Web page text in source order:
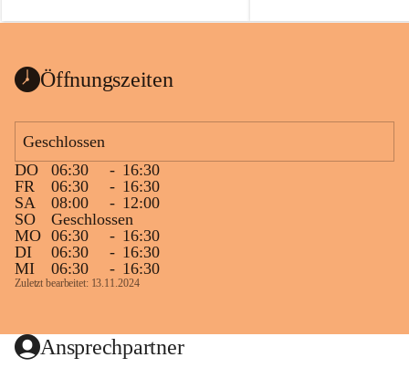
Öffnungszeiten
Geschlossen
DO
06:30 - 16:30
FR
06:30 - 16:30
SA
08:00 - 12:00
SO
Geschlossen
MO 06:30 - 16:30
DI
06:30 - 16:30
MI
06:30 - 16:30
Zuletzt bearbeitet: 13.11.2024
Ansprechpartner